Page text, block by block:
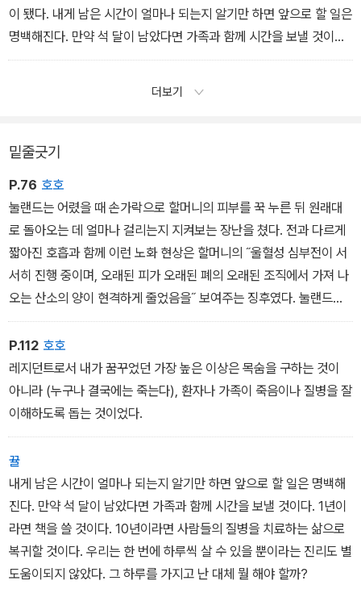
계속 나아갈 거야(I can’t go on. I’ll go on).”
이 됐다. 내게 남은 시간이 얼마나 되는지 알기만 하면 앞으로 할 일은
명백해진다. 만약 석 달이 남았다면 가족과 함께 시간을 보낼 것이다.
1년이라면 책을 쓸 것이다. 10년이라면 사람들의 질병을 치료하는 삶
더보기
밑줄긋기
P.76 호호
눌랜드는 어렸을 때 손가락으로 할머니의 피부를 꾹 누른 뒤 원래대
로 돌아오는 데 얼마나 걸리는지 지켜보는 장난을 쳤다. 전과 다르게
짧아진 호흡과 함께 이런 노화 현상은 할머니의 ˝울혈성 심부전이 서
서히 진행 중이며, 오래된 피가 오래된 폐의 오래된 조직에서 가져 나
오는 산소의 양이 현격하게 줄었음을˝ 보여주는 징후였다. 눌랜드의
이야기는 이렇게 계속되었다. ˝하지만 가장 확실한 건 할머니가 삶에
서 천천히 멀어져가고 있다는 사실이었다…………. 할머니는 기도를
그만두었을 때쯤 사실상 다른 모든 일도 멈추었다.˝ 할머니에게 치명
적인 뇌졸중이 찾아왔을 때, 눌랜드는 토머스 브라운경의 <의사의 종
교(Religio Medici)>에서 본 구절을 떠올렸다. ˝우리는 엄청난 투쟁
과 고통을 딛고 이 세상에 오지만, 세상을 떠나는 일도 여간 어려운 일
이 아니다.˝
P.112 호호
레지던트로서 내가 꿈꾸었던 가장 높은 이상은 목숨을 구하는 것이
아니라 (누구나 결국에는 죽는다), 환자나 가족이 죽음이나 질병을 잘
이해하도록 돕는 것이었다.
뀰
내게 남은 시간이 얼마나 되는지 알기만 하면 앞으로 할 일은 명백해
진다. 만약 석 달이 남았다면 가족과 함께 시간을 보낼 것이다. 1년이
라면 책을 쓸 것이다. 10년이라면 사람들의 질병을 치료하는 삶으로
복귀할 것이다. 우리는 한 번에 하루씩 살 수 있을 뿐이라는 진리도 별
도움이되지 않았다. 그 하루를 가지고 난 대체 뭘 해야 할까?